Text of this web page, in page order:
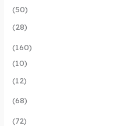
(50)
(28)
(160)
(10)
(12)
(68)
(72)